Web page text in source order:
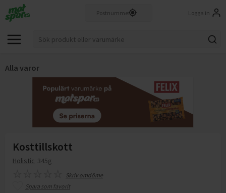
Logga in
Alla varor
Kosttillskott
Holistic 345g
Skriv omdöme
Spara som favorit